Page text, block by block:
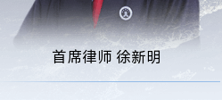
首席律师 徐新明